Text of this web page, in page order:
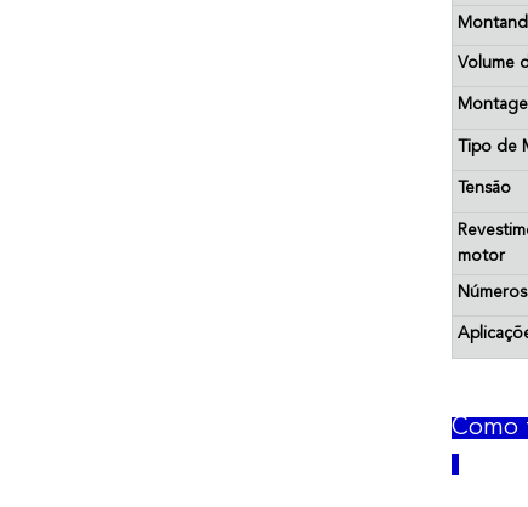
Volume
Tipo de
Tensão
motor
Como